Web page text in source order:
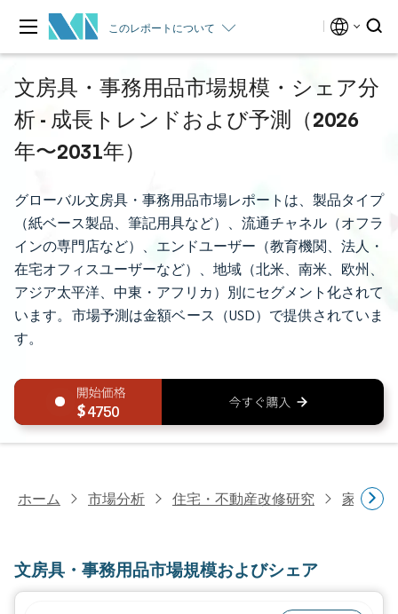
このレポートについて
文房具・事務用品市場規模・シェア分
析 - 成長トレンドおよび予測（2026
年〜2031年）
グローバル文房具・事務用品市場レポートは、製品タイプ
（紙ベース製品、筆記用具など）、流通チャネル（オフラ
インの専門店など）、エンドユーザー（教育機関、法人・
在宅オフィスユーザーなど）、地域（北米、南米、欧州、
アジア太平洋、中東・アフリカ）別にセグメント化されて
います。市場予測は金額ベース（USD）で提供されていま
す。
4750
ホーム 市場分析 住宅・不動産改修研究 家庭用
文房具・事務用品市場規模およびシェア